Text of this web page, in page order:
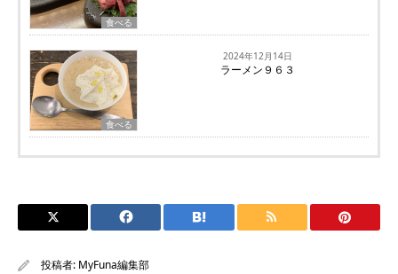
食べる
食べる
2024年12月14日
ラーメン９６３
投稿者: MyFuna編集部